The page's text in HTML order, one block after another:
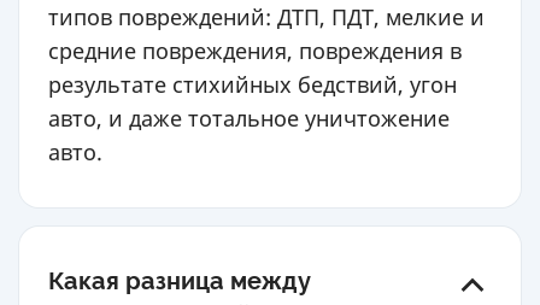
типов повреждений: ДТП, ПДТ, мелкие и
средние повреждения, повреждения в
результате стихийных бедствий, угон
авто, и даже тотальное уничтожение
авто.
Какая разница между